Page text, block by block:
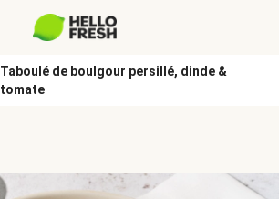
Taboulé de boulgour persillé, dinde &
tomate